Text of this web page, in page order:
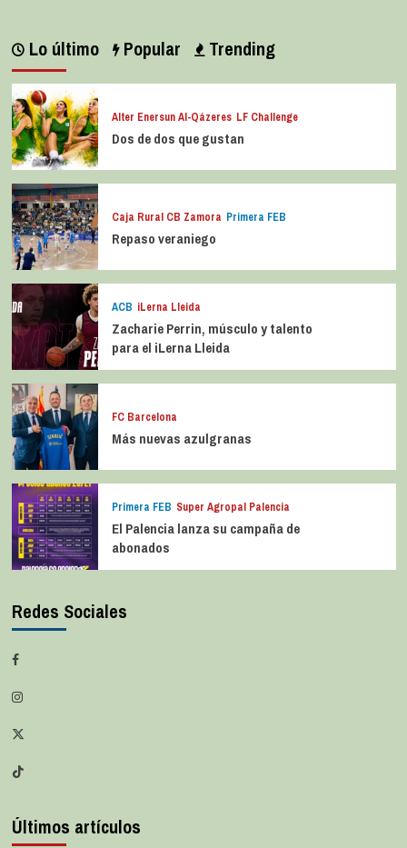
Lo último Popular Trending
Alter Enersun Al-Qázeres LF Challenge
Dos de dos que gustan
Caja Rural CB Zamora Primera FEB
Repaso veraniego
ACB iLerna Lleida
Zacharie Perrin, músculo y talento
para el iLerna Lleida
FC Barcelona
Más nuevas azulgranas
Primera FEB Super Agropal Palencia
El Palencia lanza su campaña de
abonados
Redes Sociales
Últimos artículos